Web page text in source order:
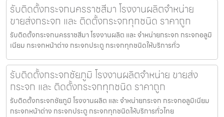
รับติดตั้งกระจกนครราชสีมา โรงงานผลิตจำหน่าย
ขายส่งกระจก และ ติดตั้งกระจกทุกชนิด ราคาถูก
รับติดตั้งกระจกนครราชสีมา โรงงานผลิต และ จำหน่ายกระจก กระจกอลูมิ
เนียม กระจกหน้าต่าง กระจกประตู กระจกทุกชนิดให้บริการทั่ว
รับติดตั้งกระจกชัยภูมิ โรงงานผลิตจำหน่าย ขายส่ง
กระจก และ ติดตั้งกระจกทุกชนิด ราคาถูก
รับติดตั้งกระจกชัยภูมิ โรงงานผลิต และ จำหน่ายกระจก กระจกอลูมิเนียม
กระจกหน้าต่าง กระจกประตู กระจกทุกชนิดให้บริการทั่วไทย